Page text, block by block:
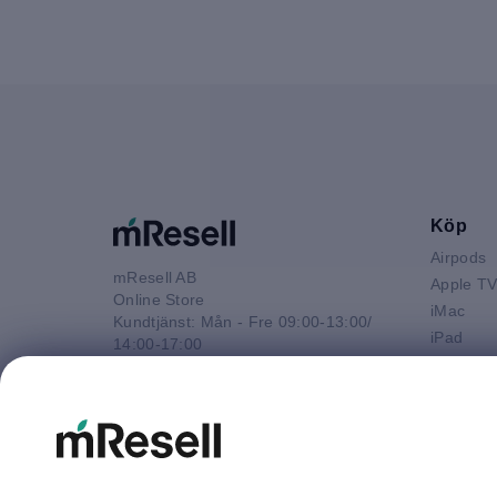
mResell AB
Online Store
Kundtjänst: Mån - Fre 09:00-13:00/
14:00-17:00
kontakt@mresell.se
Köp
Airpods
Apple TV
iMac
iPad